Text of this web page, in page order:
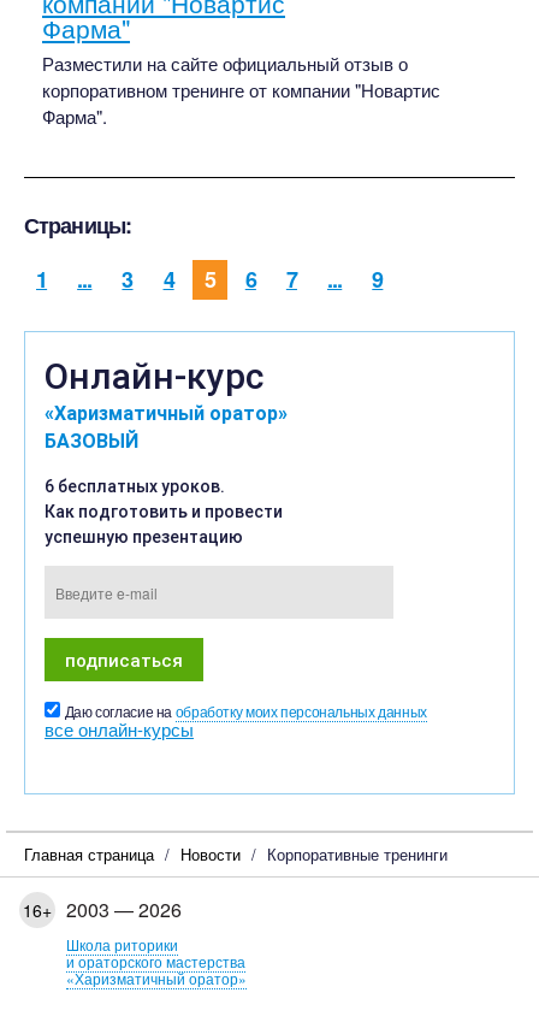
Фарма"
Разместили на сайте официальный отзыв о
корпоративном тренинге от компании "Новартис
Фарма".
Страницы:
1
... 3 4 5 6 7 ... 9
Онлайн-курс
«Харизматичный оратор»
БАЗОВЫЙ
6 бесплатных уроков.
Как подготовить и провести
успешную презентацию
Даю согласие на обработку моих персональных данных
все онлайн-курсы
Главная страница Новости Корпоративные тренинги
16+ 2003 — 2026
Школа риторики
и ораторского мастерства
«Харизматичный оратор»